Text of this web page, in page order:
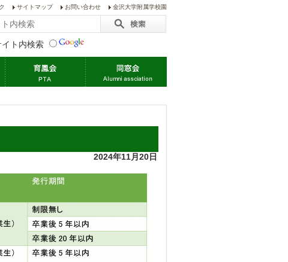
金沢大学附属学校園
お問い合わせ
サイトマップ
イト内検索
2024年11月20日